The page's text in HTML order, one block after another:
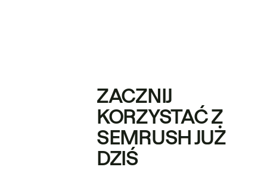
ZACZNIJ
KORZYSTAĆ Z
SEMRUSH JUŻ
DZIŚ